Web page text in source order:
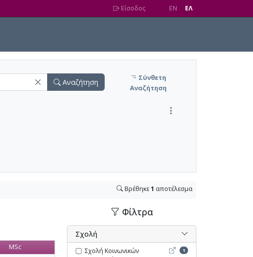
Είσοδος EN EΛ
Αναζήτηση
Σύνθετη
Αναζήτηση
Βρέθηκε1 αποτέλεσμα
MSc
Φίλτρα
Σχολή
Σχολή Κοινωνικών
Σχολή Κοινωνικών
1